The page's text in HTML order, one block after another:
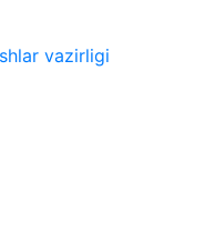
vazirligi